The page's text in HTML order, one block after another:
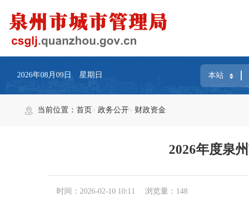
2026年08月09日 星期日
当前位置：首页 政务公开 财政资金
2026年度泉
时间：2026-02-10 10:11 浏览量： 148